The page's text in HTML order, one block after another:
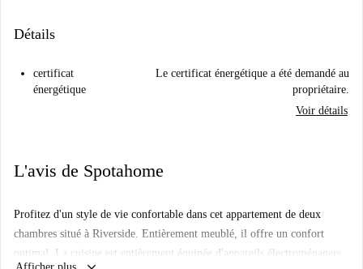
Détails
certificat
énergétique
Le certificat énergétique a été demandé au
propriétaire.
Voir détails
L'avis de Spotahome
Profitez d'un style de vie confortable dans cet appartement de deux
chambres situé à Riverside. Entièrement meublé, il offre un confort
optimal. La cuisine est entièrement équipée d'appareils électroménagers